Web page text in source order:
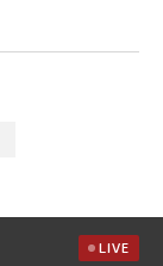
LIVE